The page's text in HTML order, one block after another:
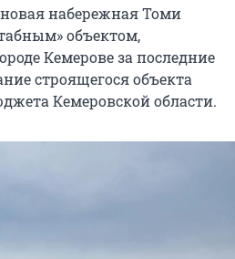
набережная Томи
объектом,
Кемерове за последние
строящегося объекта
Кемеровской области.